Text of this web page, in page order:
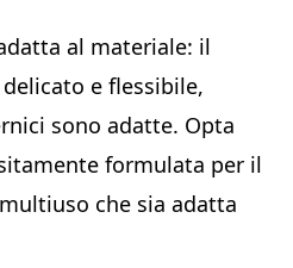
al materiale: il
e flessibile,
sono adatte. Opta
formulata per il
che sia adatta